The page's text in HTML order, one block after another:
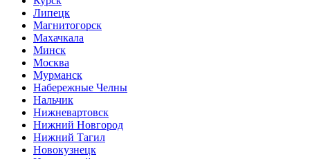
Липецк
Магнитогорск
Махачкала
Минск
Москва
Мурманск
Набережные Челны
Нальчик
Нижневартовск
Нижний Новгород
Нижний Тагил
Новокузнецк